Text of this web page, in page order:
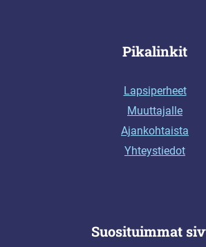
Pikalinkit
Lapsiperheet
Muuttajalle
Ajankohtaista
Yhteystiedot
Suosituimmat